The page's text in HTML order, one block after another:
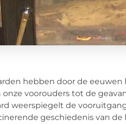
hebben door de
onze voorouders tot de
weerspiegelt de
geschiedenis van